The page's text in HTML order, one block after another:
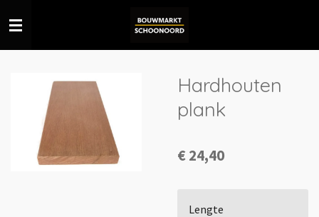
direct
naar
hoofdinhoud
Hardhouten
plank
€ 24,40
Lengte